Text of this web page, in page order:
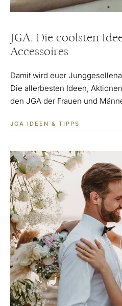
JGA: Die coolsten
Accessoires
Damit wird euer
Die allerbesten Ideen,
den JGA der Frauen und
JGA IDEEN & TIPPS